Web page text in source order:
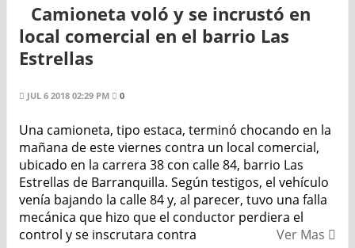
Camioneta voló y se incrustó en
local comercial en el barrio Las
Estrellas
JUL 6 2018 02:29 PM 0
Una camioneta, tipo estaca, terminó chocando en la
mañana de este viernes contra un local comercial,
ubicado en la carrera 38 con calle 84, barrio Las
Estrellas de Barranquilla. Según testigos, el vehículo
venía bajando la calle 84 y, al parecer, tuvo una falla
mecánica que hizo que el conductor perdiera el
control y se inscrutara contra
Ver Mas